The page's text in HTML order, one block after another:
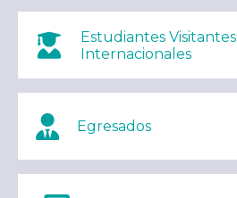
Estudiantes Visitantes
Internacionales
Egresados